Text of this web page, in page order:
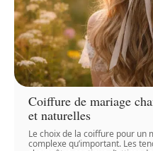
Coiffure de mariage
et naturelles
Le choix de la coiffure pour un
complexe qu’important. Les